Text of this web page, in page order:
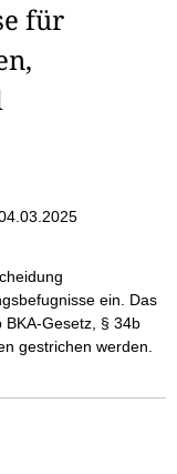
für
ein. Das
Gesetz, § 34b
gestrichen werden.